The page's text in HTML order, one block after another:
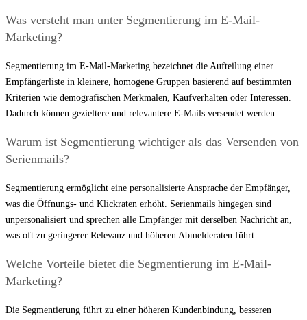
Was versteht man unter Segmentierung im E-Mail-
Marketing?
Segmentierung im E-Mail-Marketing bezeichnet die Aufteilung einer
Empfängerliste in kleinere, homogene Gruppen basierend auf bestimmten
Kriterien wie demografischen Merkmalen, Kaufverhalten oder Interessen.
Dadurch können gezieltere und relevantere E-Mails versendet werden.
Warum ist Segmentierung wichtiger als das Versenden von
Serienmails?
Segmentierung ermöglicht eine personalisierte Ansprache der Empfänger,
was die Öffnungs- und Klickraten erhöht. Serienmails hingegen sind
unpersonalisiert und sprechen alle Empfänger mit derselben Nachricht an,
was oft zu geringerer Relevanz und höheren Abmelderaten führt.
Welche Vorteile bietet die Segmentierung im E-Mail-
Marketing?
Die Segmentierung führt zu einer höheren Kundenbindung, besseren